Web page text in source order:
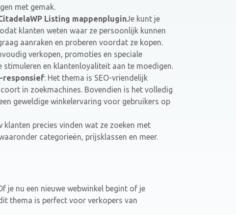
met gemak.
Listing mappenpluginJe kunt je
klanten weten waar ze persoonlijk kunnen
aanraken en proberen voordat ze kopen.
verkopen, promoties en speciale
en klantenloyaliteit aan te moedigen.
responsief: Het thema is SEO-vriendelijk
in zoekmachines. Bovendien is het volledig
geweldige winkelervaring voor gebruikers op
klanten precies vinden wat ze zoeken met
categorieën, prijsklassen en meer.
je nu een nieuwe webwinkel begint of je
thema is perfect voor verkopers van